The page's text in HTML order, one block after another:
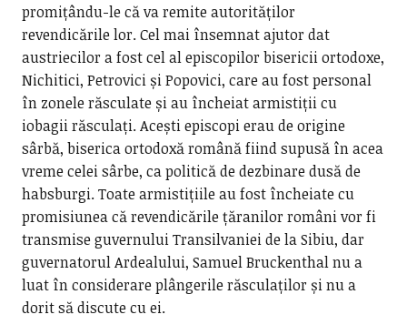
promițându-le că va remite autorităților
revendicările lor. Cel mai însemnat ajutor dat
austriecilor a fost cel al episcopilor bisericii ortodoxe,
Nichitici, Petrovici și Popovici, care au fost personal
în zonele răsculate și au încheiat armistiții cu
iobagii răsculați. Acești episcopi erau de origine
sârbă, biserica ortodoxă română fiind supusă în acea
vreme celei sârbe, ca politică de dezbinare dusă de
habsburgi. Toate armistițiile au fost încheiate cu
promisiunea că revendicările țăranilor români vor fi
transmise guvernului Transilvaniei de la Sibiu, dar
guvernatorul Ardealului, Samuel Bruckenthal nu a
luat în considerare plângerile răsculaților și nu a
dorit să discute cu ei.